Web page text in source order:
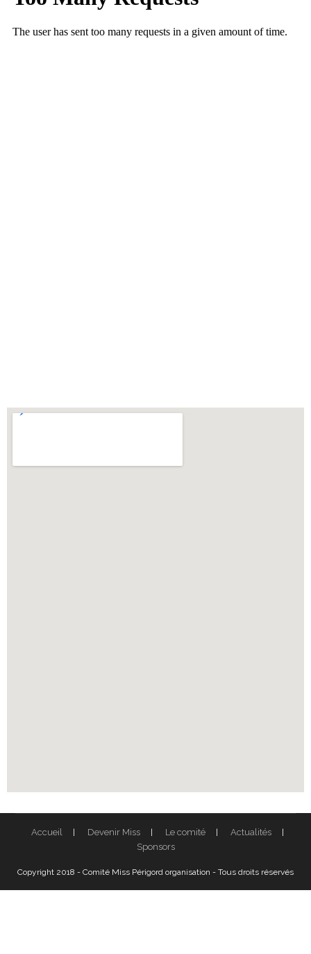
Accueil Devenir Miss Le comité
Actualités
Sponsors
Copyright 2018 - Comité Miss Périgord organisation - Tous droits réservés